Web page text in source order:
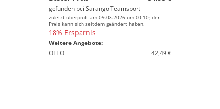
gefunden bei Sarango Teamsport
zuletzt überprüft am 09.08.2026 um 00:10; der
Preis kann sich seitdem geändert haben.
18% Ersparnis
Weitere Angebote:
OTTO
42,49 €